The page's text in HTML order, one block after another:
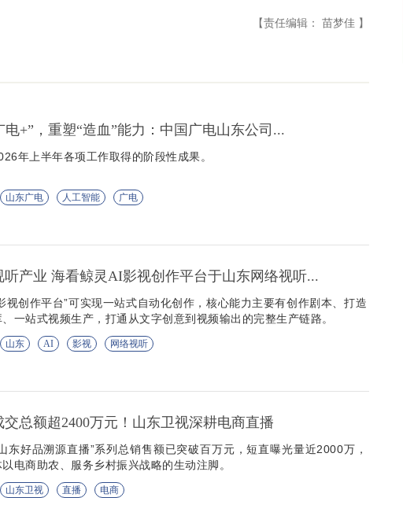
【责任编辑： 苗梦佳 】
电+”，重塑“造血”能力：中国广电山东公司...
年上半年各项工作取得的阶段性成果。
山东广电 人工智能 广电
听产业 海看鲸灵AI影视创作平台于山东网络视听...
视创作平台”可实现一站式自动化创作，核心能力主要有创作剧本、打造
一站式视频生产，打通从文字创意到视频输出的完整生产链路。
山东 AI 影视 网络视听
总额超2400万元！山东卫视深耕电商直播
东好品溯源直播”系列总销售额已突破百万元，短直曝光量近2000万，
电商助农、服务乡村振兴战略的生动注脚。
山东卫视 直播 电商